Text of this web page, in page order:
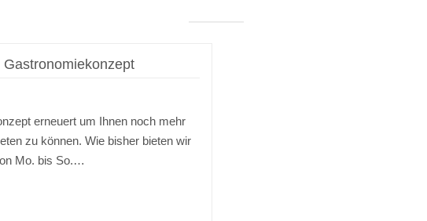
erneuert um Ihnen noch mehr
zu können. Wie bisher bieten wir
Mo. bis So.…